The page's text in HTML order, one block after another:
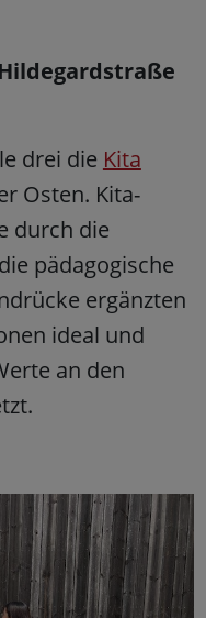
drei die Kita
Osten. Kita-
durch die
pädagogische
ergänzten
ideal und
an den